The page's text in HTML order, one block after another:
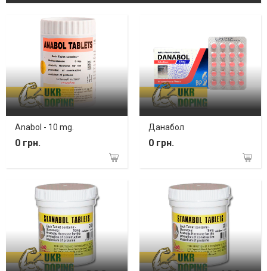
Anabol - 10 mg.
0 грн.
Данабол
0 грн.